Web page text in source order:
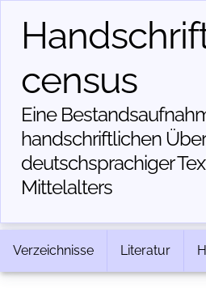
census
Eine
handschriftlichen
deutschsprachiger
Mittelalters
Verzeichnisse Literatur